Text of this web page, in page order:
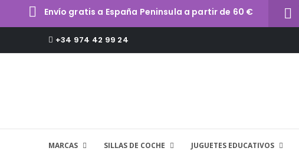
Envío gratis a España Peninsula a partir de 60 €
+34 974 42 99 24
MARCAS SILLAS DE COCHE JUGUETES EDUCATIVOS